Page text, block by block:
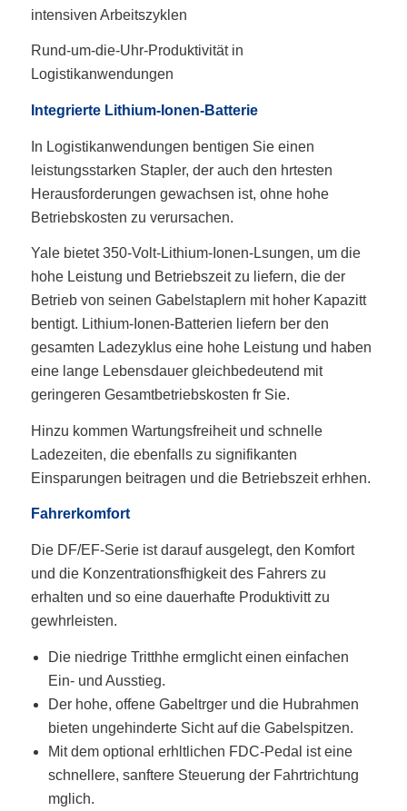
intensiven Arbeitszyklen
Rund-um-die-Uhr-Produktivität in
Logistikanwendungen
Integrierte Lithium-Ionen-Batterie
In Logistikanwendungen bentigen Sie einen
leistungsstarken Stapler, der auch den hrtesten
Herausforderungen gewachsen ist, ohne hohe
Betriebskosten zu verursachen.
Yale bietet 350-Volt-Lithium-Ionen-Lsungen, um die
hohe Leistung und Betriebszeit zu liefern, die der
Betrieb von seinen Gabelstaplern mit hoher Kapazitt
bentigt. Lithium-Ionen-Batterien liefern ber den
gesamten Ladezyklus eine hohe Leistung und haben
eine lange Lebensdauer gleichbedeutend mit
geringeren Gesamtbetriebskosten fr Sie.
Hinzu kommen Wartungsfreiheit und schnelle
Ladezeiten, die ebenfalls zu signifikanten
Einsparungen beitragen und die Betriebszeit erhhen.
Fahrerkomfort
Die DF/EF-Serie ist darauf ausgelegt, den Komfort
und die Konzentrationsfhigkeit des Fahrers zu
erhalten und so eine dauerhafte Produktivitt zu
gewhrleisten.
Die niedrige Tritthhe ermglicht einen einfachen
Ein- und Ausstieg.
Der hohe, offene Gabeltrger und die Hubrahmen
bieten ungehinderte Sicht auf die Gabelspitzen.
Mit dem optional erhltlichen FDC-Pedal ist eine
schnellere, sanftere Steuerung der Fahrtrichtung
mglich.